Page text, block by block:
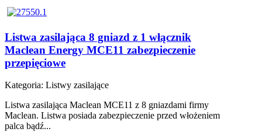
Listwa zasilająca 8 gniazd z 1 włącznik
Maclean Energy MCE11 zabezpieczenie
przepięciowe
Kategoria: Listwy zasilające
Listwa zasilająca Maclean MCE11 z 8 gniazdami firmy
Maclean. Listwa posiada zabezpieczenie przed włożeniem
palca bądź...